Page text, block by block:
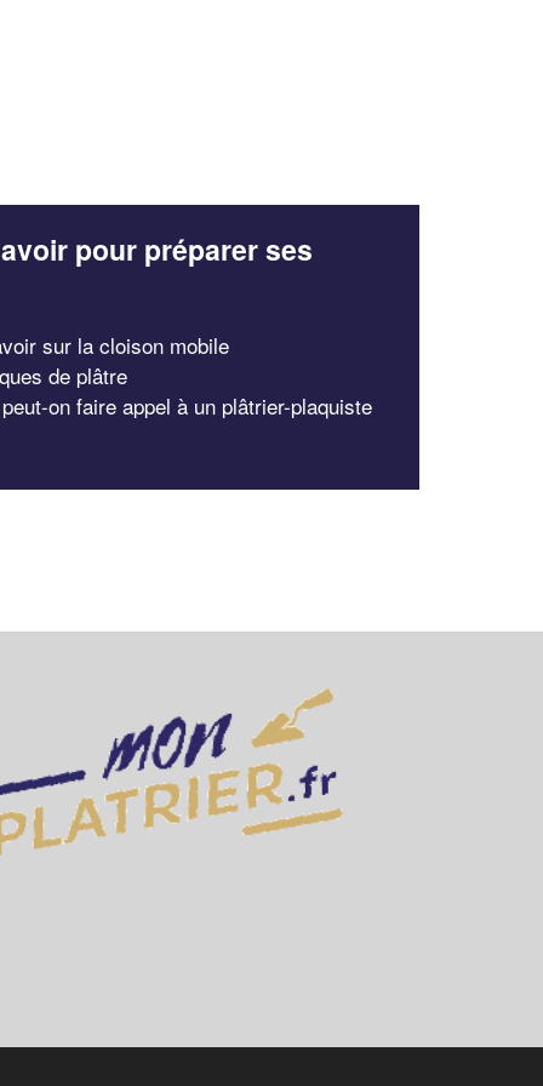
pour préparer ses
sur la cloison mobile
de plâtre
on faire appel à un plâtrier-plaquiste